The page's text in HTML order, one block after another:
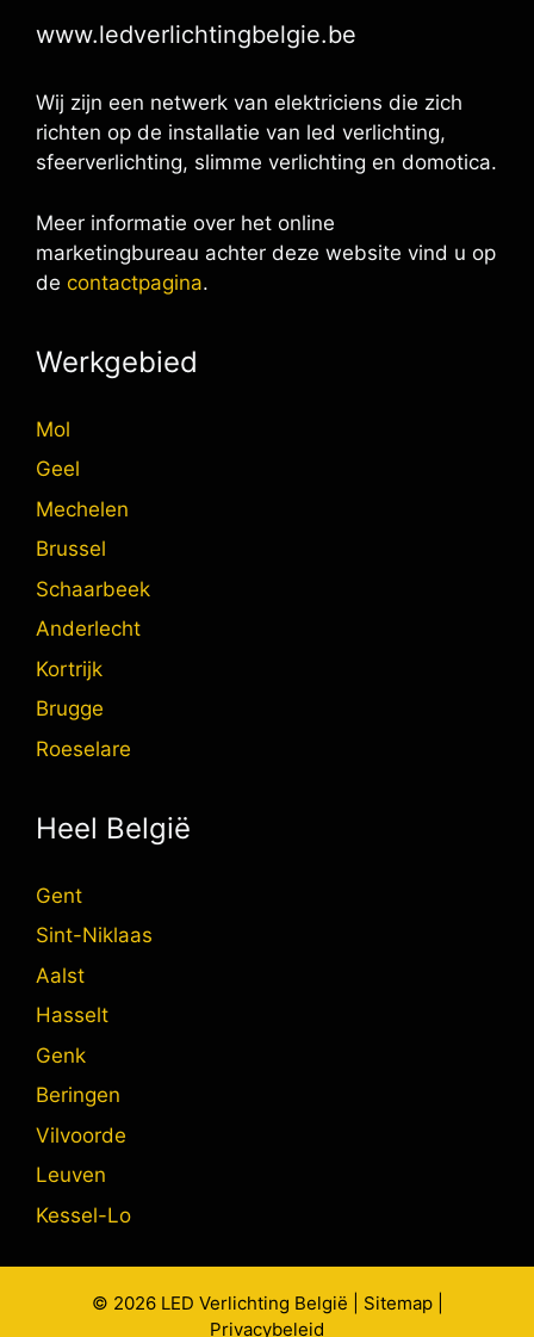
www.ledverlichtingbelgie.be
Wij zijn een netwerk van elektriciens die zich
richten op de installatie van led verlichting,
sfeerverlichting, slimme verlichting en domotica.
Meer informatie over het online
marketingbureau achter deze website vind u op
de contactpagina.
Werkgebied
Mol
Geel
Mechelen
Brussel
Schaarbeek
Anderlecht
Kortrijk
Brugge
Roeselare
Heel België
Gent
Sint-Niklaas
Aalst
Hasselt
Genk
Beringen
Vilvoorde
Leuven
Kessel-Lo
© 2026 LED Verlichting België | Sitemap|
Privacybeleid